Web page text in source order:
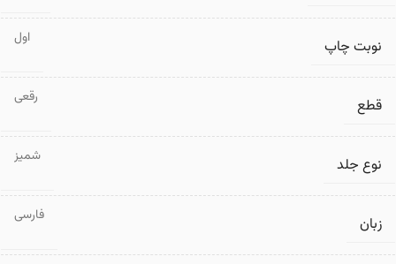
نوبت چاپ اول
قطع رقعی
نوع جلد شمیز
زبان فارسی